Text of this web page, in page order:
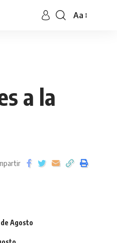
Aa
a la
Agosto